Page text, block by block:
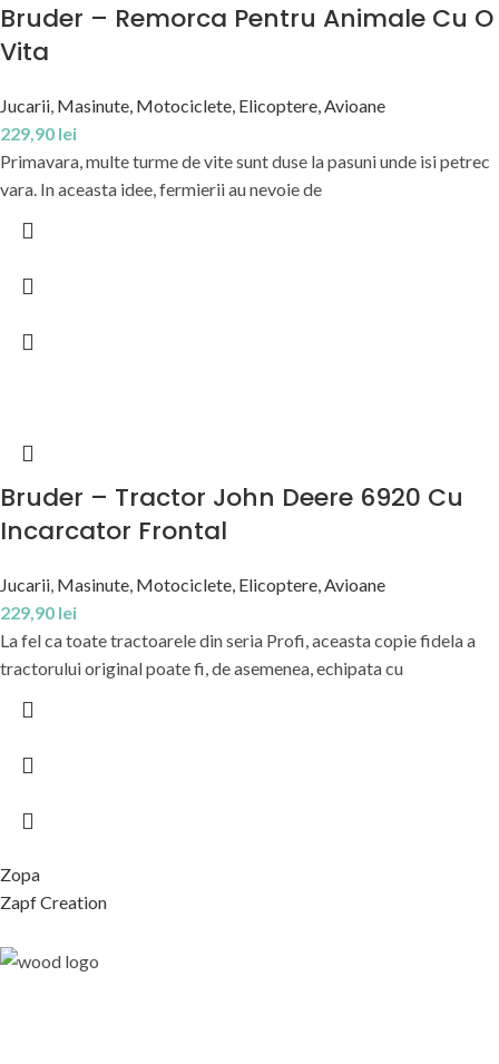
Bruder – Remorca Pentru Animale Cu O
Vita
Jucarii, Masinute, Motociclete, Elicoptere, Avioane
229,90 lei
Primavara, multe turme de vite sunt duse la pasuni unde isi petrec
vara. In aceasta idee, fermierii au nevoie de
Bruder – Tractor John Deere 6920 Cu
Incarcator Frontal
Jucarii, Masinute, Motociclete, Elicoptere, Avioane
229,90 lei
La fel ca toate tractoarele din seria Profi, aceasta copie fidela a
tractorului original poate fi, de asemenea, echipata cu
Zopa
Zapf Creation